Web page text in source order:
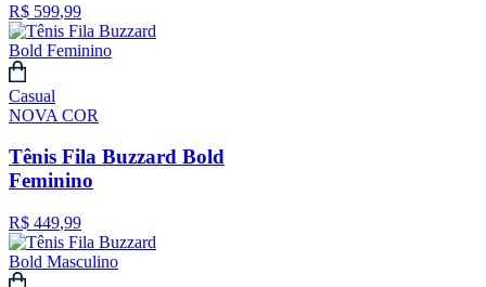
R$ 599,99
Casual
NOVA COR
Tênis Fila Buzzard Bold
Feminino
R$ 449,99